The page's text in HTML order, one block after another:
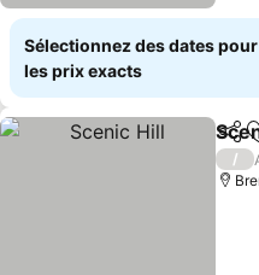
Sélectionnez des dates
les prix exacts
/